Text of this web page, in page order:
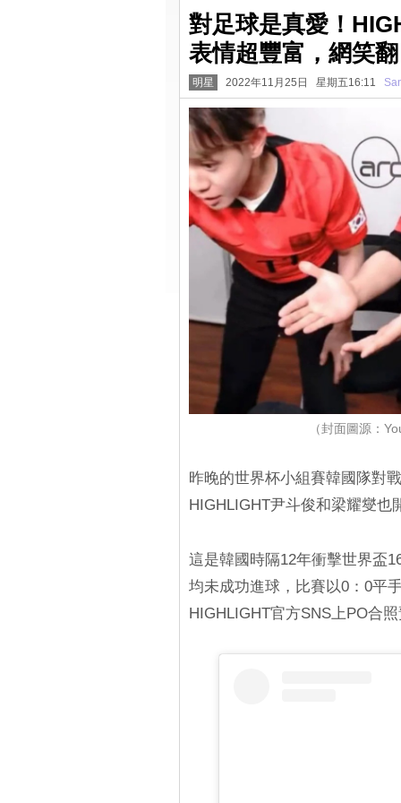
對足球是真愛！
表情超豐富，網笑
明星 2022年11月25日 星期五16:11
（封面圖源：
昨晚的世界杯小組賽韓國隊對
HIGHLIGHT尹斗俊和梁耀燮
這是韓國時隔12年衝擊世界盃
均未成功進球，比賽以0：0平
HIGHLIGHT官方SNS上PO合